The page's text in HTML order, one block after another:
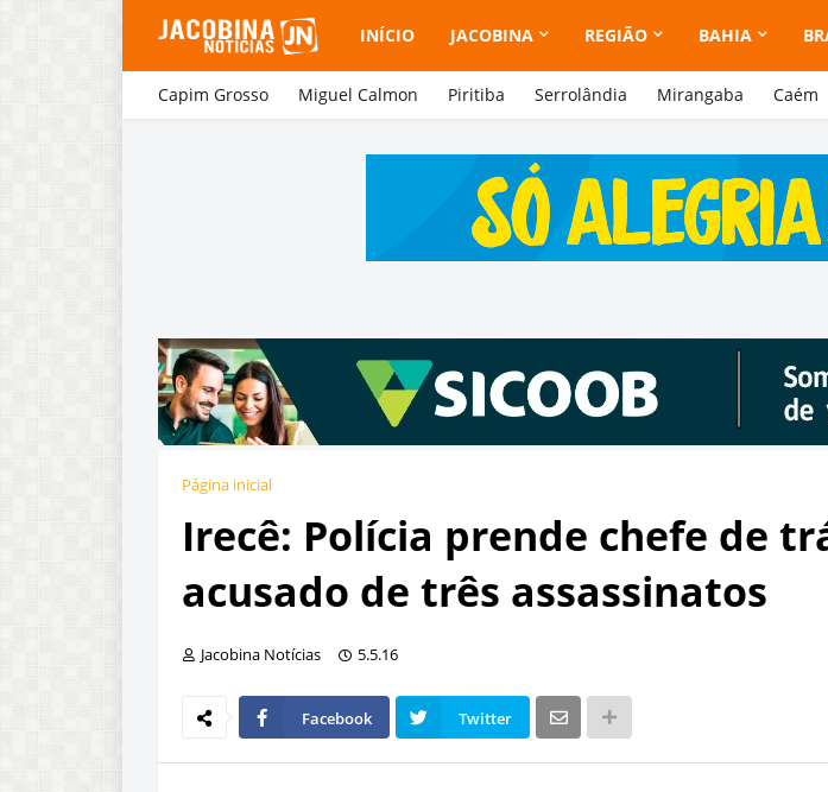
INÍCIO JACOBINA REGIÃO BAHIA
Capim Grosso Miguel Calmon Piritiba Serrolândia Mirangaba Caém
Página inicial
Irecê: Polícia prende chefe de
acusado de três assassinatos
Jacobina Notícias 5.5.16
Facebook Twitter